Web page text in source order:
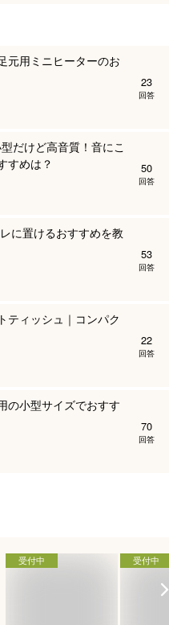
元用ミニヒーターのお
23
回答
だけど高音質！音にこ
すめは？
50
回答
に置けるおすすめを教
53
回答
ティッシュ｜コンパク
22
回答
の小型サイズでおすす
70
回答
受付中 受付中